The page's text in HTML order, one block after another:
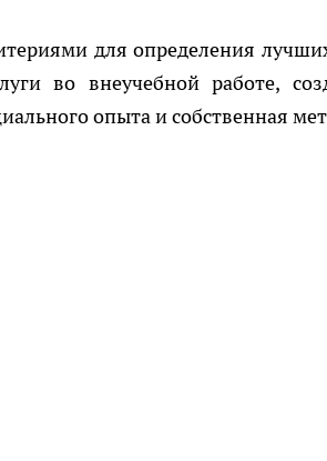
для определения
во внеучебной работе,
опыта и собственная